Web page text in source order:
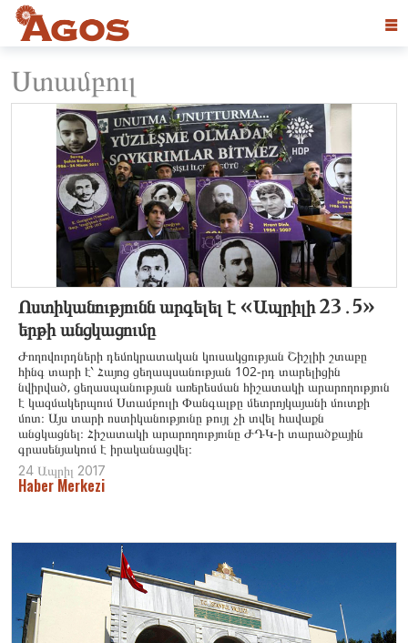
☰
Ստամբուլ
Ոստիկանությունն արգելել է «Ապրիլի 23․5»
երթի անցկացումը
Ժողովուրդների դեմոկրատական կուսակցության Շիշլիի շտաբը
հինգ տարի է՝ Հայոց ցեղապսանության 102-րդ տարելիցին
նվիրված, ցեղասպանության առերեսման հիշատակի արարողություն
է կազմակերպում Ստամբուլի Փանգալթը մետրոյկայանի մուտքի
մոտ։ Այս տարի ոստիկանությունը թույլ չի տվել հավաքն
անցկացնել։ Հիշատակի արարողությունը ԺԴԿ-ի տարածքային
գրասենյակում է իրականացվել։
24 Ապրիլ 2017
Haber Merkezi